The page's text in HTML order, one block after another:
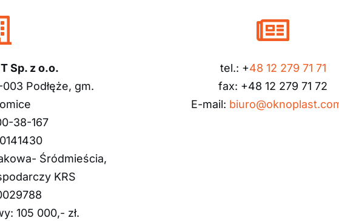
Sp. z o.o.
Podłęże, gm.
38-167
Śródmieścia,
KRS
105 000,- zł.
tel.: +48 12 279 71 71
fax: +48 12 279 71 72
E-mail: